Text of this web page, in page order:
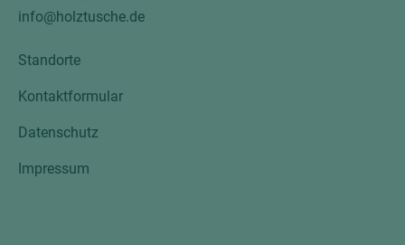
info@holztusche.de
Standorte
Kontaktformular
Datenschutz
Impressum